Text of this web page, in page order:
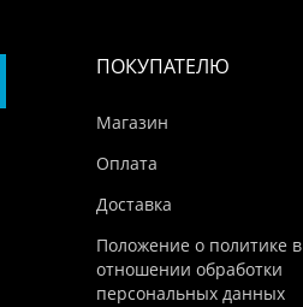
ПОКУПАТЕЛЮ
Магазин
Оплата
Доставка
Положение о политике в
отношении обработки
персональных данных